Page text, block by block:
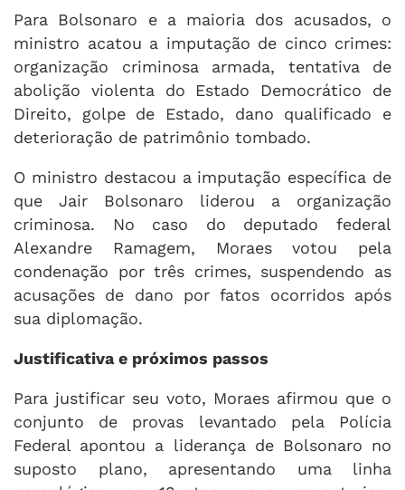
Para Bolsonaro e a maioria dos acusados, o
ministro acatou a imputação de cinco crimes:
organização criminosa armada, tentativa de
abolição violenta do Estado Democrático de
Direito, golpe de Estado, dano qualificado e
deterioração de patrimônio tombado.
O ministro destacou a imputação específica de
que Jair Bolsonaro liderou a organização
criminosa. No caso do deputado federal
Alexandre Ramagem, Moraes votou pela
condenação por três crimes, suspendendo as
acusações de dano por fatos ocorridos após
sua diplomação.
Justificativa e próximos passos
Para justificar seu voto, Moraes afirmou que o
conjunto de provas levantado pela Polícia
Federal apontou a liderança de Bolsonaro no
suposto plano, apresentando uma linha